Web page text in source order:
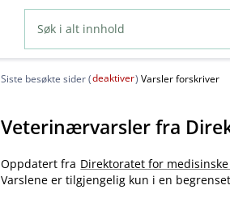
Siste besøkte sider (deaktiver) Varsler forskriver
Veterinærvarsler fra
Oppdatert fra Direktoratet for
Varslene er tilgjengelig kun i en